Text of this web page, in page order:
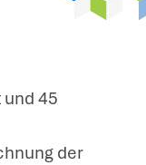
45
der